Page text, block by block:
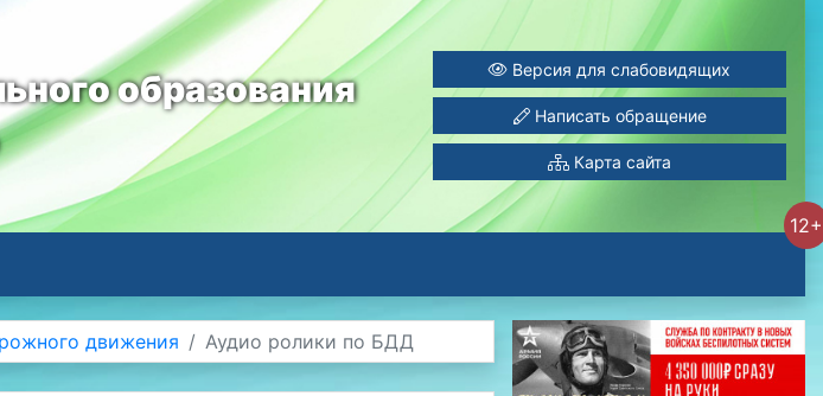
образования
Версия для слабовидящих
Написать обращение
Карта сайта
12+
движения Аудио ролики по БДД